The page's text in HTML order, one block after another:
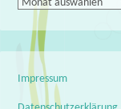
Impressum